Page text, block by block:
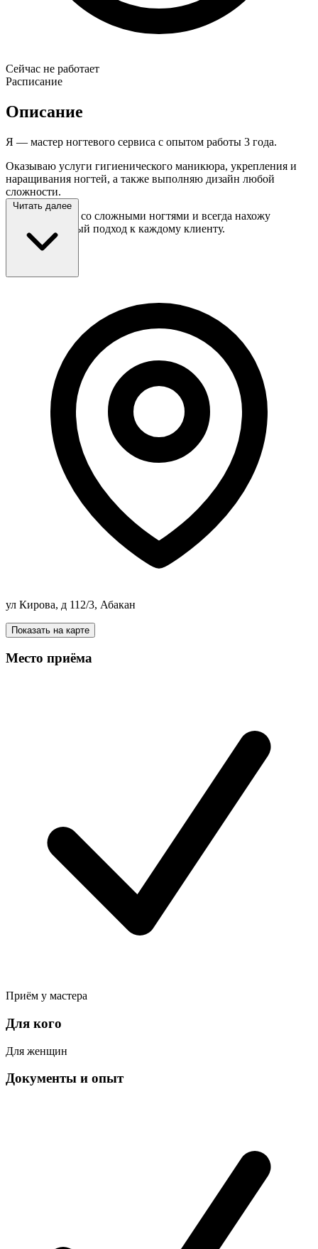
Сейчас не работает
Расписание
Описание
Я — мастер ногтевого сервиса с опытом работы 3 года.
Оказываю услуги гигиенического маникюра, укрепления и
наращивания ногтей, а также выполняю дизайн любой
сложности.
Умею работать со сложными ногтями и всегда нахожу
индивидуальный подход к каждому клиенту.
Читать далее
ул Кирова, д 112/3, Абакан
Показать на карте
Место приёма
Приём у мастера
Для кого
Для женщин
Документы и опыт